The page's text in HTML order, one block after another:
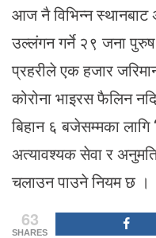
आज नै विभिन्न
उल्लंगन गर्ने २९ जना
प्रहरीले एक हजार
कोरोना भाइरस फैलिन
बिहान ६ बजेसम्मका
अत्यावश्यक सेवा र
चलाउन पाउने नियम छ ।
63
SHARES